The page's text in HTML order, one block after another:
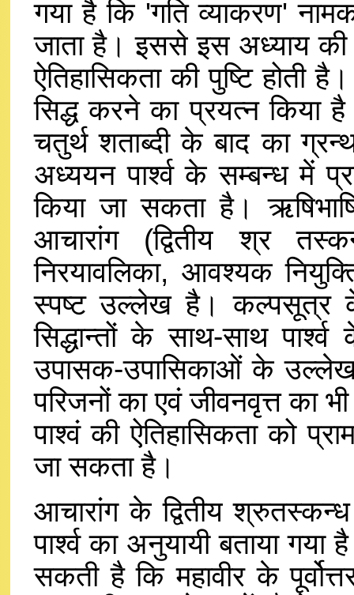
गया है कि 'गति व्याकरण'
जाता है। इससे इस अध्याय की
ऐतिहासिकता की पुष्टि
सिद्ध करने का प्रयत्न किया है
चतुर्थ शताब्दी के बाद का
अध्ययन पार्श्व के सम्बन्ध में
किया जा सकता है।
आचारांग (द्वितीय श्र
निरयावलिका, आवश्यक
स्पष्ट उल्लेख है। कल्पसूत्र के
सिद्धान्तों के साथ-साथ
उपासक-उपासिकाओं के
परिजनों का एवं जीवनवृत्त का
पाश्वं की ऐतिहासिकता को
जा सकता है।
आचारांग के द्वितीय
पार्श्व का अनुयायी बताया गया
सकती है कि महावीर के